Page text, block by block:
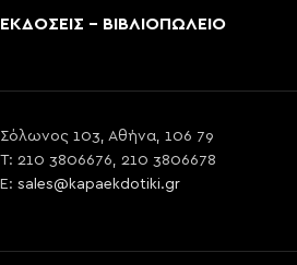
ΕΚΔΟΣΕΙΣ - ΒΙΒΛΙΟΠΩΛΕΙΟ
Σόλωνος 103, Αθήνα, 106 79
T: 210 3806676, 210 3806678
E: sales@kapaekdotiki.gr